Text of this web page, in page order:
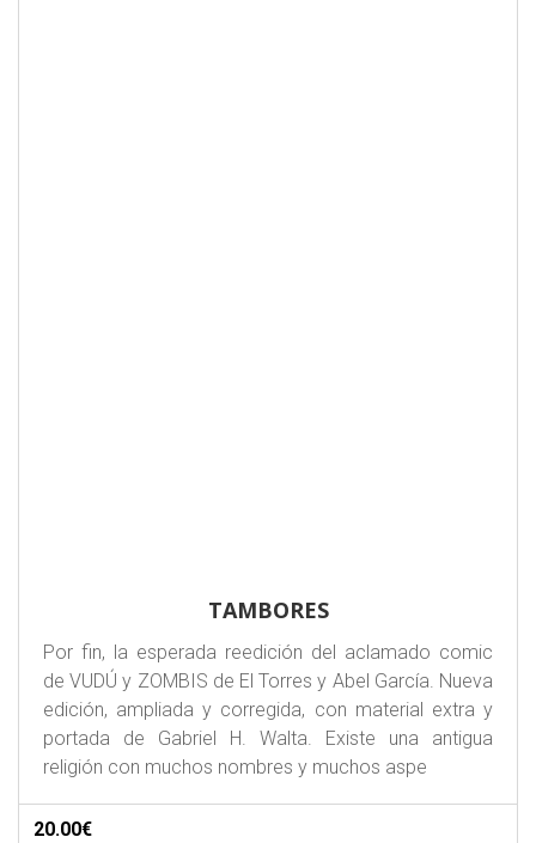
TAMBORES
Por fin, la esperada reedición del aclamado comic
de VUDÚ y ZOMBIS de El Torres y Abel García. Nueva
edición, ampliada y corregida, con material extra y
portada de Gabriel H. Walta. Existe una antigua
religión con muchos nombres y muchos aspe
20.00€